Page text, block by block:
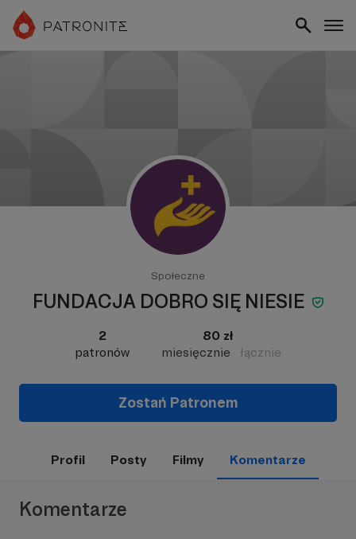
Społeczne
FUNDACJA DOBRO SIĘ NIESIE
2
patronów
80 zł
miesięcznie
łącznie
Zostań Patronem
Profil Posty Filmy Komentarze
Komentarze